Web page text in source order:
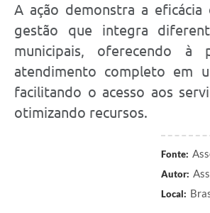
A ação demonstra a
gestão que integra
municipais, oferecendo à
atendimento completo em
facilitando o acesso aos
otimizando recursos.
Fonte:
Autor:
Local: